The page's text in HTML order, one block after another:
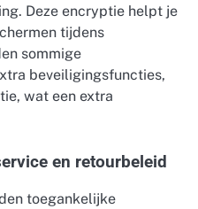
Deze encryptie helpt je
tijdens
sommige
beveiligingsfuncties,
wat een extra
en retourbeleid
toegankelijke